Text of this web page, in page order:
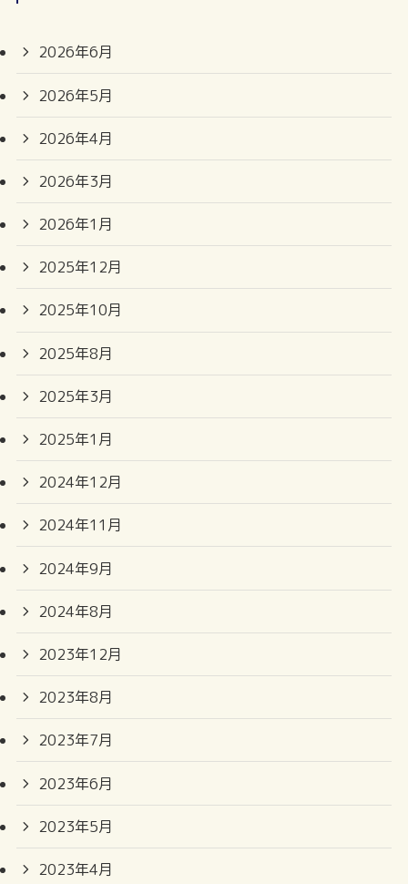
2026年6月
2026年5月
2026年4月
2026年3月
2026年1月
2025年12月
2025年10月
2025年8月
2025年3月
2025年1月
2024年12月
2024年11月
2024年9月
2024年8月
2023年12月
2023年8月
2023年7月
2023年6月
2023年5月
2023年4月